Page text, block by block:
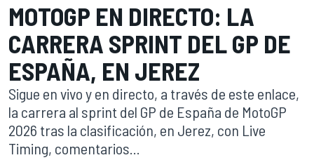
MOTOGP EN DIRECTO: LA
CARRERA SPRINT DEL GP DE
ESPAÑA, EN JEREZ
Sigue en vivo y en directo, a través de este enlace,
la carrera al sprint del GP de España de MotoGP
2026 tras la clasificación, en Jerez, con Live
Timing, comentarios...